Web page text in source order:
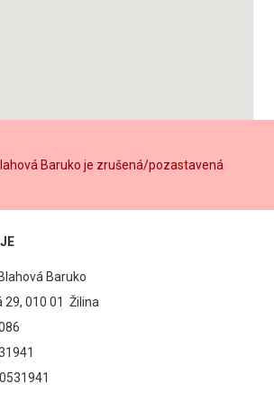
Baruko je zrušená/pozastavená
Baruko
29, 010 01 Žilina